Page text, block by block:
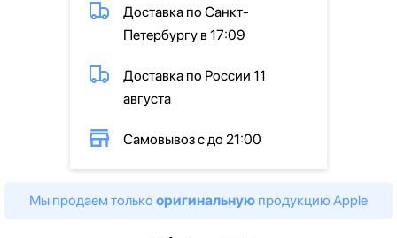
Доставка по Санкт-
Петербургу в 17:09
Доставка по России 11
августа
Самовывоз с до 21:00
Мы продаем только оригинальную продукцию Apple